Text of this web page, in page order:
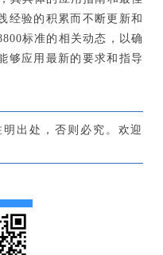
经验的积累而不断更新和
标准的相关动态，以确
够应用最新的要求和指导
出处，否则必究。欢迎